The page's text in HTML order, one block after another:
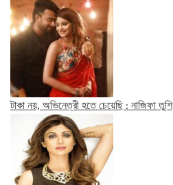
টাকা নয়, অভিনেত্রী হতে চেয়েছি : নাজিফা তুশি